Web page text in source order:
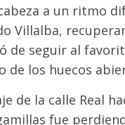
a un ritmo
Villalba,
de seguir al
de los huecos
de la calle Real
fue